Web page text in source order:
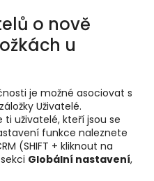
o nově
u
je možné asociovat s
Uživatelé.
uživatelé, kteří jsou se
funkce naleznete
(SHIFT + kliknout na
Globální nastavení,